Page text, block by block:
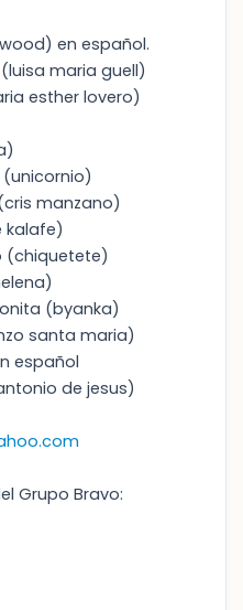
en español.
maria guell)
esther lovero)
manzano)
kalafe)
(chiquetete)
(byanka)
santa maria)
español
de jesus)
Grupo Bravo: